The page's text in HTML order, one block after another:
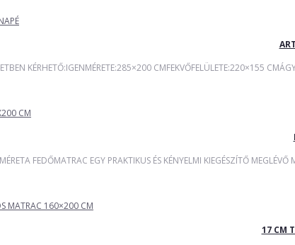
KÉRHETŐ:IGENMÉRETE:285×200 CMFEKVŐFELÜLETE:220×155
FEDŐMATRAC EGY PRAKTIKUS ÉS KÉNYELMI KIEGÉSZÍTŐ
17 CM